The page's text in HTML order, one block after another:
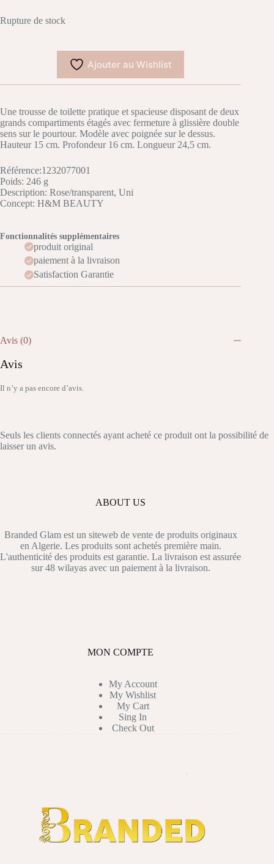
Rupture de stock
Ajouter au Wishlist
Une trousse de toilette pratique et spacieuse disposant de deux
grands compartiments étagés avec fermeture à glissière double
sens sur le pourtour. Modèle avec poignée sur le dessus.
Hauteur 15 cm. Profondeur 16 cm. Longueur 24,5 cm.
Référence:1232077001
Poids: 246 g
Description: Rose/transparent, Uni
Concept: H&M BEAUTY
Fonctionnalités supplémentaires
produit original
paiement à la livraison
Satisfaction Garantie
Avis (0)
Avis
Il n’y a pas encore d’avis.
Seuls les clients connectés ayant acheté ce produit ont la possibilité de
laisser un avis.
ABOUT US
Branded Glam est un siteweb de vente de produits originaux
en Algerie. Les produits sont achetés première main.
L'authenticité des produits est garantie. La livraison est assurée
sur 48 wilayas avec un paiement à la livraison.
MON COMPTE
My Account
My Wishlist
My Cart
Sing In
Check Out